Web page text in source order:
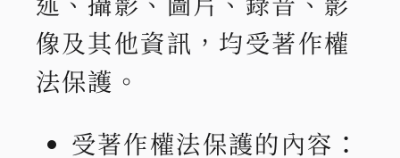
像及其他資訊，均受著作權
法保護。
受著作權法保護的內容：